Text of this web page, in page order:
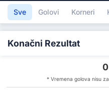
Sve Golovi Korneri
Konačni Rezultat
0
* Vremena golova nisu